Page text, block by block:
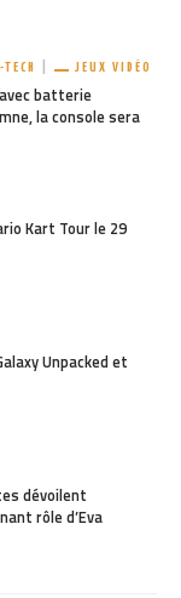
JEUX VIDÉO
batterie
la console sera
Kart Tour le 29
Unpacked et
dévoilent
rôle d’Eva